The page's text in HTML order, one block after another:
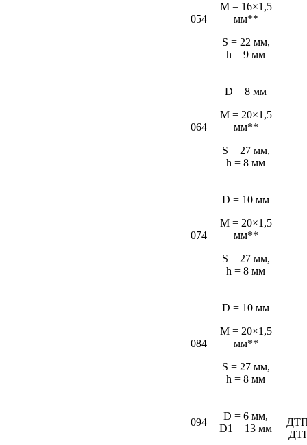
054
М = 16×1,5
мм**
S = 22 мм,
h = 9 мм
064
D = 8 мм
M = 20×1,5
мм**
S = 27 мм,
h = 8 мм
074
D = 10 мм
M = 20×1,5
мм**
S = 27 мм,
h = 8 мм
084
D = 10 мм
M = 20×1,5
мм**
S = 27 мм,
h = 8 мм
094
D = 6 мм,
D1 = 13 мм